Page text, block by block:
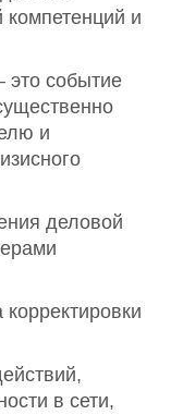
и
это событие
и
деловой
в сети,